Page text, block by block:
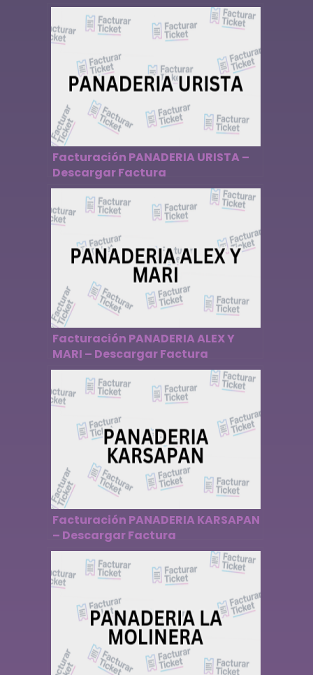
Facturación PANADERIA URISTA –
Descargar Factura
Facturación PANADERIA ALEX Y
MARI – Descargar Factura
Facturación PANADERIA KARSAPAN
– Descargar Factura